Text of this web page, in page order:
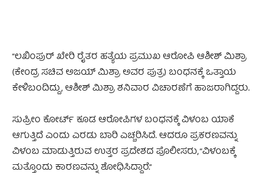
“ಲಖಿಂಪುರ್‌ ಖೇರಿ ರೈತರ ಹತ್ಯೆಯ ಪ್ರಮುಖ ಆರೋಪಿ ಆಶೀಶ್‌ ಮಿಶ್ರಾ
(ಕೇಂದ್ರ ಸಚಿವ ಅಜಯ್‌ ಮಿಶ್ರಾ ಅವರ ಪುತ್ರ) ಬಂಧನಕ್ಕೆ ಒತ್ತಾಯ
ಕೇಳಿಬಂದಿದ್ದು, ಆಶೀಶ್‌‌ ಮಿಶ್ರಾ ಶನಿವಾರ ವಿಚಾರಣೆಗೆ ಹಾಜರಾಗಿದ್ದರು.
ಸುಪ್ರೀಂ ಕೋರ್ಟ್ ಕೂಡ ಆರೋಪಿಗಳ ಬಂಧನಕ್ಕೆ ವಿಳಂಬ ಯಾಕೆ
ಆಗುತ್ತಿದೆ ಎಂದು ಎರಡು ಬಾರಿ ಎಚ್ಚರಿಸಿದೆ. ಆದರೂ ಪ್ರಕರಣವನ್ನು
ವಿಳಂಬ ಮಾಡುತ್ತಿರುವ ಉತ್ತರ ಪ್ರದೇಶದ ಪೊಲೀಸರು, “ವಿಳಂಬಕ್ಕೆ
ಮತ್ತೊಂದು ಕಾರಣವನ್ನು ಶೋಧಿಸಿದ್ದಾರೆ.”